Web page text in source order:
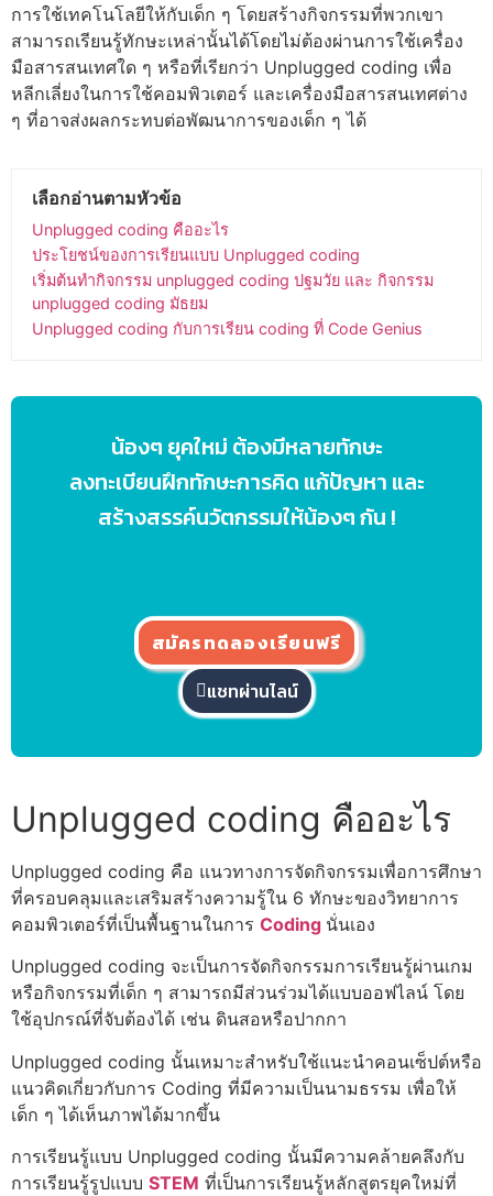
การใช้เทคโนโลยีให้กับเด็ก ๆ โดยสร้างกิจกรรมที่พวกเขา
สามารถเรียนรู้ทักษะเหล่านั้นได้โดยไม่ต้องผ่านการใช้เครื่อง
มือสารสนเทศใด ๆ หรือที่เรียกว่า Unplugged coding เพื่อ
หลีกเลี่ยงในการใช้คอมพิวเตอร์ และเครื่องมือสารสนเทศต่าง
ๆ ที่อาจส่งผลกระทบต่อพัฒนาการของเด็ก ๆ ได้
เลือกอ่านตามหัวข้อ
Unplugged coding คืออะไร
ประโยชน์ของการเรียนแบบ Unplugged coding
เริ่มต้นทำกิจกรรม unplugged coding ปฐมวัย และ กิจกรรม
unplugged coding มัธยม
Unplugged coding กับการเรียน coding ที่ Code Genius
น้องๆ ยุคใหม่ ต้องมีหลายทักษะ
ลงทะเบียนฝึกทักษะการคิด แก้ปัญหา และ
สร้างสรรค์นวัตกรรมให้น้องๆ กัน !
สมัครทดลองเรียนฟรี
แชทผ่านไลน์
Unplugged coding คืออะไร
Unplugged coding คือ แนวทางการจัดกิจกรรมเพื่อการศึกษา
ที่ครอบคลุมและเสริมสร้างความรู้ใน 6 ทักษะของวิทยาการ
คอมพิวเตอร์ที่เป็นพื้นฐานในการ Coding นั่นเอง
Unplugged coding จะเป็นการจัดกิจกรรมการเรียนรู้ผ่านเกม
หรือกิจกรรมที่เด็ก ๆ สามารถมีส่วนร่วมได้แบบออฟไลน์ โดย
ใช้อุปกรณ์ที่จับต้องได้ เช่น ดินสอหรือปากกา
Unplugged coding นั้นเหมาะสำหรับใช้แนะนำคอนเซ็ปต์หรือ
แนวคิดเกี่ยวกับการ Coding ที่มีความเป็นนามธรรม เพื่อให้
เด็ก ๆ ได้เห็นภาพได้มากขึ้น
การเรียนรู้แบบ Unplugged coding นั้นมีความคล้ายคลึงกับ
การเรียนรู้รูปแบบ STEM ที่เป็นการเรียนรู้หลักสูตรยุคใหม่ที่